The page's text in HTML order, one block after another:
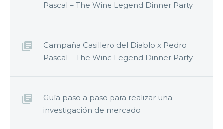
Pascal – The Wine Legend Dinner Party
Campaña Casillero del Diablo x Pedro
Pascal – The Wine Legend Dinner Party
Guía paso a paso para realizar una
investigación de mercado